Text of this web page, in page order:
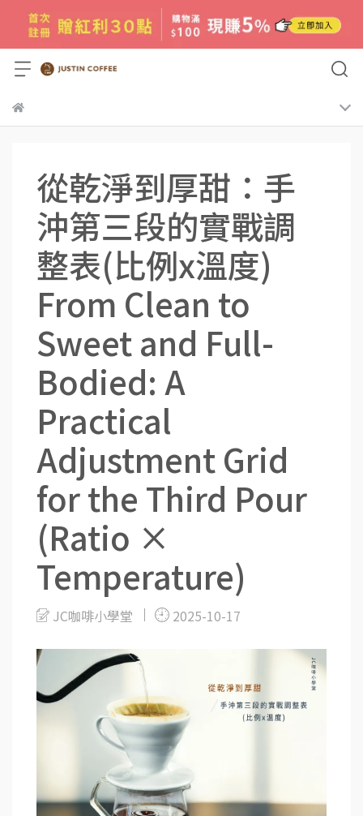
從乾淨到厚甜：手
沖第三段的實戰調
整表(比例x溫度)
From Clean to
Sweet and Full-
Bodied: A
Practical
Adjustment Grid
for the Third Pour
(Ratio ×
Temperature)
JC咖啡小學堂 2025-10-17